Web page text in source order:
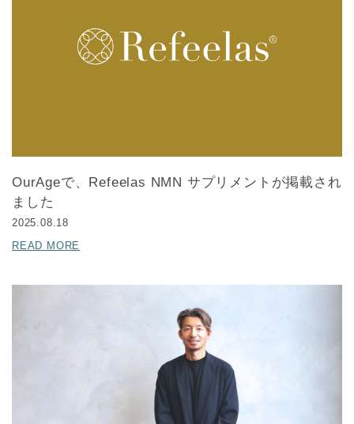
OurAgeで、Refeelas NMN サプリメントが掲載され
ました
2025.08.18
READ MORE